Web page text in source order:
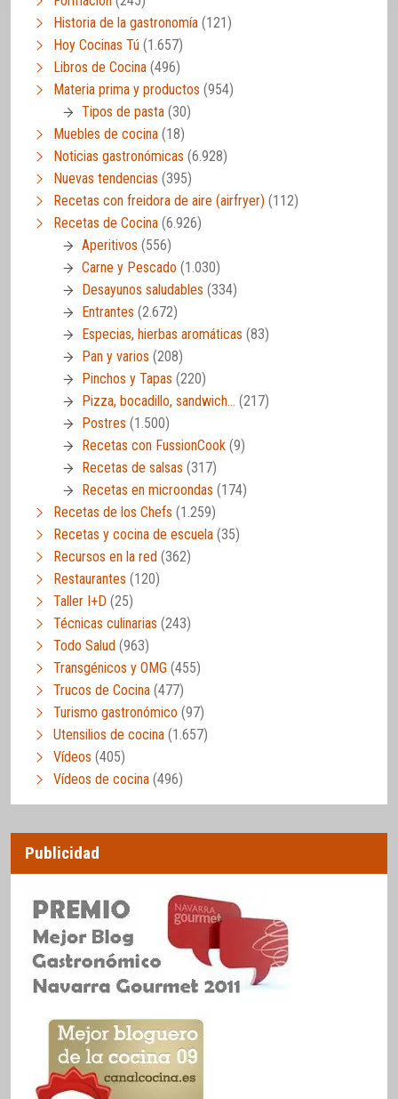
Historia de la gastronomía (121)
Hoy Cocinas Tú (1.657)
Libros de Cocina (496)
Materia prima y productos (954)
Tipos de pasta (30)
Muebles de cocina (18)
Noticias gastronómicas (6.928)
Nuevas tendencias (395)
Recetas con freidora de aire (airfryer) (112)
Recetas de Cocina (6.926)
Aperitivos (556)
Carne y Pescado (1.030)
Desayunos saludables (334)
Entrantes (2.672)
Especias, hierbas aromáticas (83)
Pan y varios (208)
Pinchos y Tapas (220)
Pizza, bocadillo, sandwich… (217)
Postres (1.500)
Recetas con FussionCook (9)
Recetas de salsas (317)
Recetas en microondas (174)
Recetas de los Chefs (1.259)
Recetas y cocina de escuela (35)
Recursos en la red (362)
Restaurantes (120)
Taller I+D (25)
Técnicas culinarias (243)
Todo Salud (963)
Transgénicos y OMG (455)
Trucos de Cocina (477)
Turismo gastronómico (97)
Utensilios de cocina (1.657)
Vídeos (405)
Vídeos de cocina (496)
Publicidad